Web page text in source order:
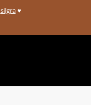
silgra♥